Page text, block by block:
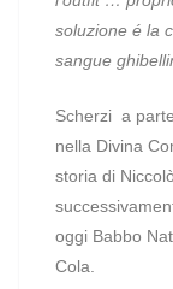
soluzione é la
sangue
Scherzi a
nella Divina
storia di
oggi Babbo
Cola.